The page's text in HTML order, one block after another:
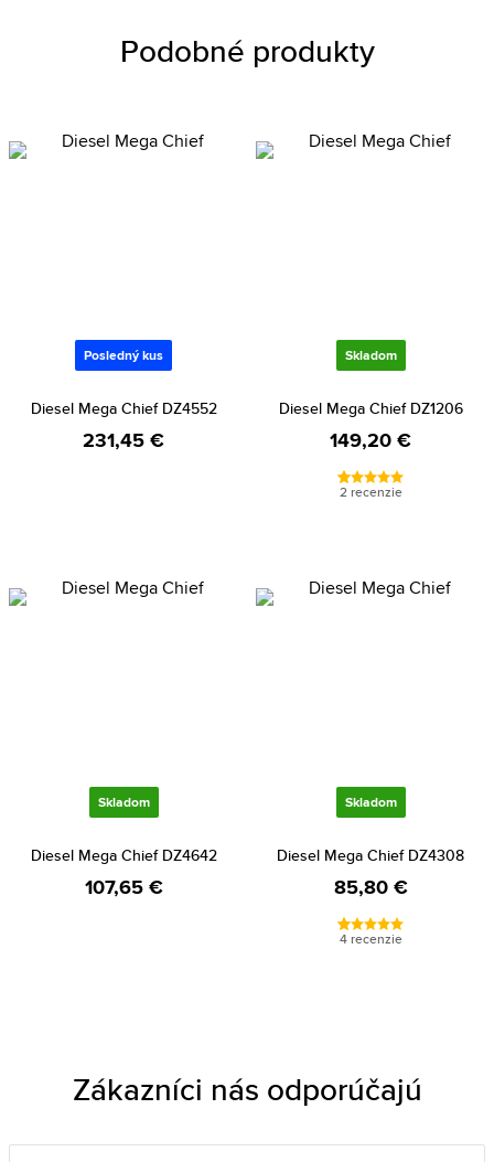
Podobné produkty
Posledný kus
Diesel Mega Chief DZ4552
231,45 €
Skladom
Diesel Mega Chief DZ1206
149,20 €
2 recenzie
Skladom
Diesel Mega Chief DZ4642
107,65 €
Skladom
Diesel Mega Chief DZ4308
85,80 €
4 recenzie
Zákazníci nás odporúčajú